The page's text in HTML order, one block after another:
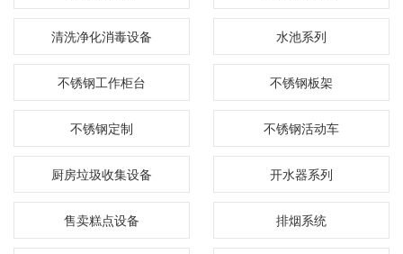
清洗净化消毒设备 水池系列
不锈钢工作柜台 不锈钢板架
不锈钢定制 不锈钢活动车
厨房垃圾收集设备 开水器系列
售卖糕点设备 排烟系统